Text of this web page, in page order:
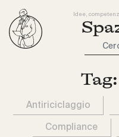
Idee,
Cerca
Tag:
Antiriciclaggio
Compliance